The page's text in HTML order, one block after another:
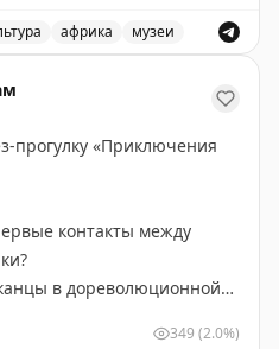
африка музеи
прогулку «Приключения
контакты между
в дореволюционной
349 (2.0%)